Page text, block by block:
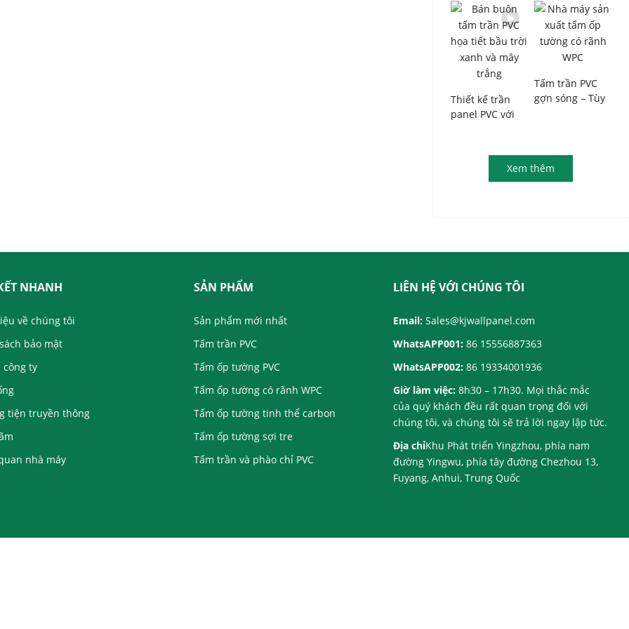
thước 25cm ×
8mm – Nhà sản
xuất tấm trần
trong nhà
chuyên nhận
đơn hàng số
lượng lớn
thấm nước,
rộng 25cm, dày
8mm, hai rãnh
Thiết kế trần
panel PVC với
trắng cho không
gian nội thất
Tấm trần PVC
gợn sóng – Tùy
thương mại và
thiết kế nội
thất.
Xem thêm
NHANH
về chúng tôi
bảo mật
công ty
tiện truyền thông
nhà máy
SẢN PHẨM
Sản phẩm mới nhất
Tấm trần PVC
Tấm ốp tường PVC
Tấm ốp tường có rãnh WPC
Tấm ốp tường tinh thể carbon
Tấm ốp tường sợi tre
Tấm trần và phào chỉ PVC
LIÊN HỆ VỚI CHÚNG TÔI
Email: Sales@kjwallpanel.com
WhatsAPP001: 86 15556887363
WhatsAPP002: 86 19334001936
Giờ làm việc: 8h30 – 17h30. Mọi thắc mắc
của quý khách đều rất quan trọng đối với
chúng tôi, và chúng tôi sẽ trả lời ngay lập tức.
Địa chỉKhu Phát triển Yingzhou, phía nam
đường Yingwu, phía tây đường Chezhou 13,
Fuyang, Anhui, Trung Quốc